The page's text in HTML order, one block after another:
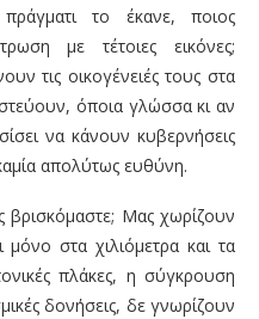
το έκανε, ποιος
με τέτοιες εικόνες;
τις οικογένειές τους στα
όποια γλώσσα κι αν
να κάνουν κυβερνήσεις
απολύτως ευθύνη.
βρισκόμαστε; Μας χωρίζουν
στα χιλιόμετρα και τα
πλάκες, η σύγκρουση
δονήσεις, δε γνωρίζουν